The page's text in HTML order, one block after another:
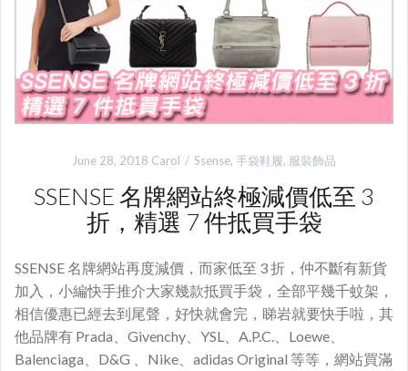
June 28, 2018 Carol Ssense, 手袋鞋履, 服裝飾品
SSENSE 名牌網站終極減價低至 3
折，精選 7 件抵買手袋
SSENSE 名牌網站再度減價，而家低至 3 折，仲不斷有新貨
加入，小編快手推介大家幾款抵買手袋，全部平幾千蚊架，
相信優惠已經去到尾聲，好快就會完，睇岩就要快手啦，其
他品牌有 Prada、Givenchy、YSL、A.P.C.、Loewe、
Balenciaga、D&G 、Nike、adidas Original 等等，網站買滿